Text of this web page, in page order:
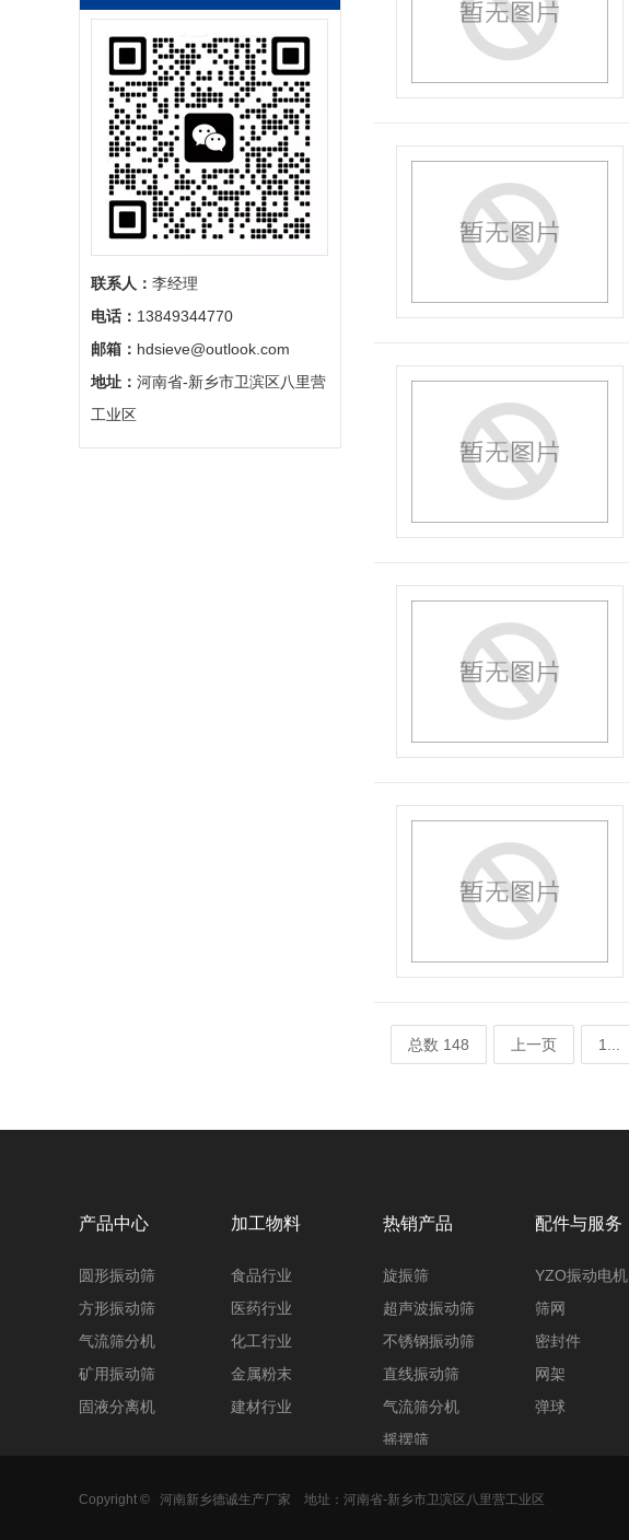
联系人： 李经理
电话： 13849344770
邮箱： hdsieve@outlook.com
地址： 河南省-新乡市卫滨区八里营
工业区
总数 148 上一页 1...
产品中心
圆形振动筛
方形振动筛
气流筛分机
矿用振动筛
固液分离机
加工物料
食品行业
医药行业
化工行业
金属粉末
建材行业
热销产品
旋振筛
超声波振动筛
不锈钢振动筛
直线振动筛
气流筛分机
摇摆筛
三次元振动筛
配件与服务
YZO振动电机
筛网
密封件
网架
弹球
Copyright © 河南新乡德诚生产厂家 地址：河南省-新乡市卫滨区八里营工业区